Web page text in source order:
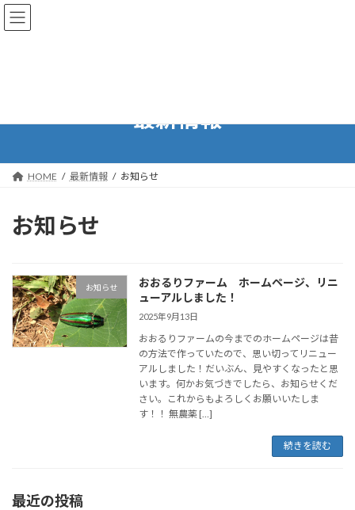
コ
ン
ナ
ビ
最新情報
HOME 最新情報 お知らせ
お知らせ
お知らせ
おおるりファーム ホームページ、リニ
ューアルしました！
2025年9月13日
おおるりファームの今までのホームページは昔
の方法で作っていたので、思い切ってリニュー
アルしました！だいぶん、見やすくなったと思
います。何かお気づきでしたら、お知らせくだ
さい。これからもよろしくお願いいたしま
す！！ 無農薬 […]
続きを読む
最近の投稿